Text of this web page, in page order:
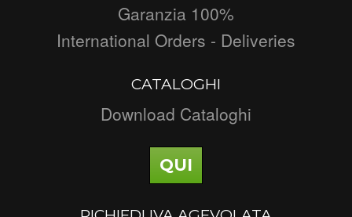
Garanzia 100%
International Orders - Deliveries
CATALOGHI
Download Cataloghi
QUI